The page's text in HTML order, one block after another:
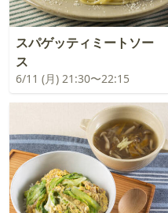
スパゲッティミートソー
ス
6/11 (月) 21:30〜22:15